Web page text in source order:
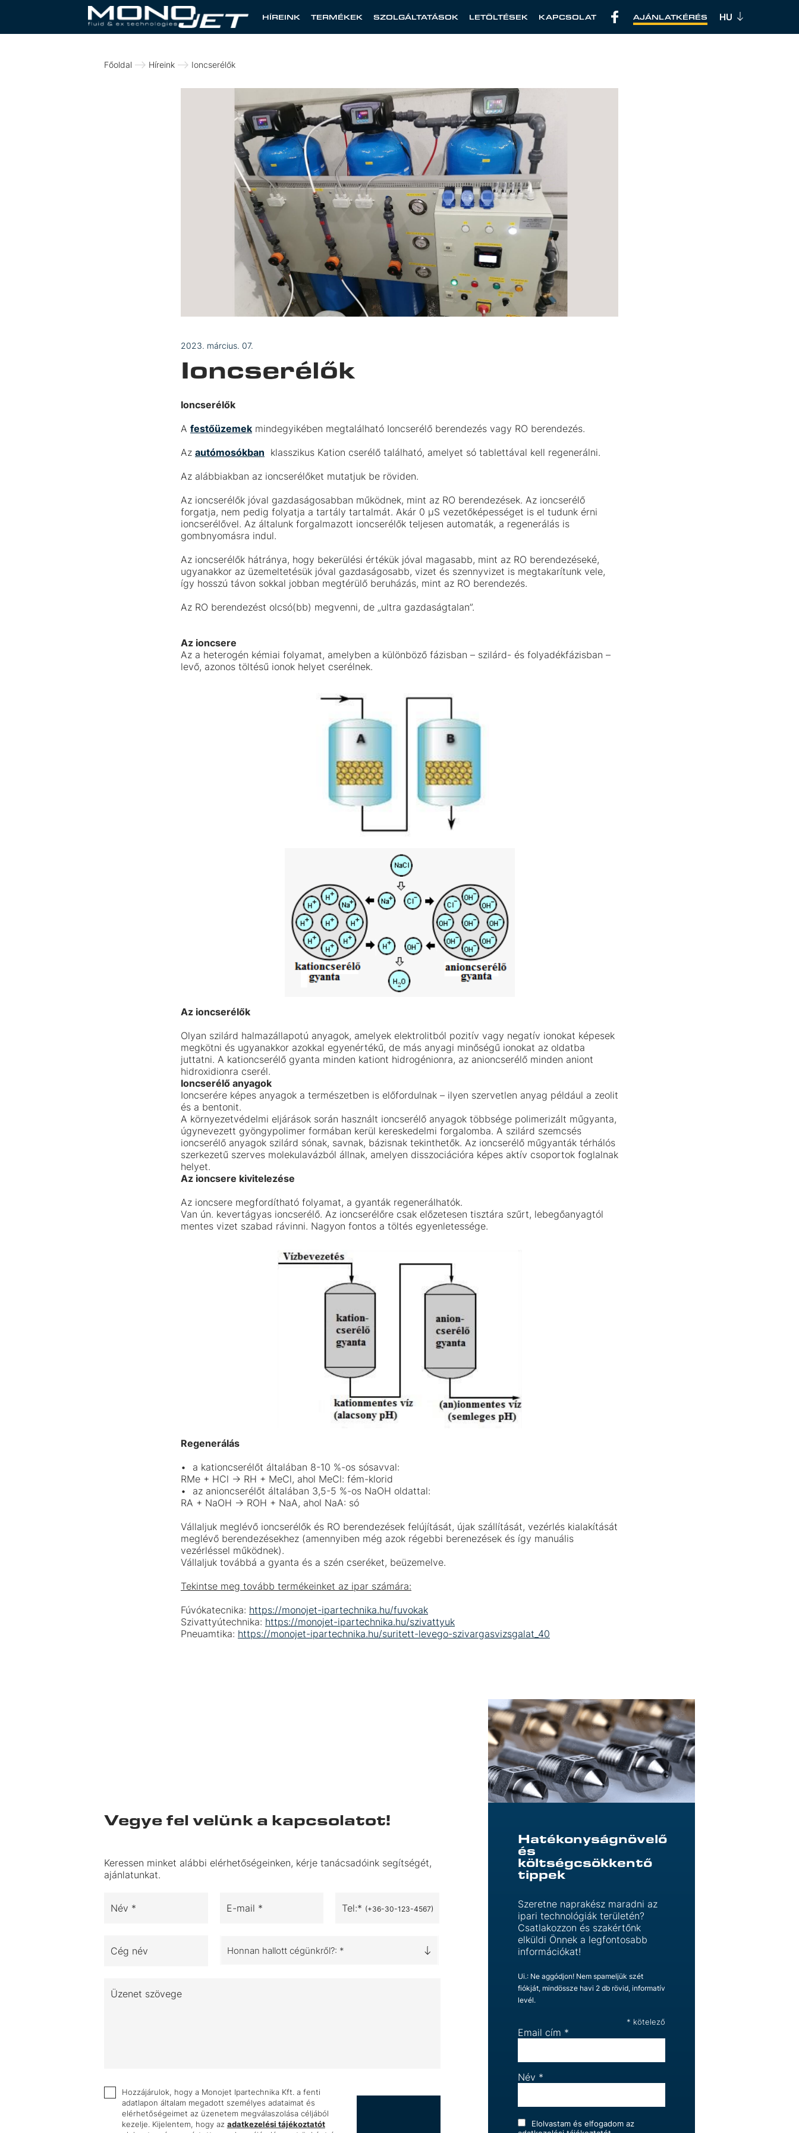
HÍREINK TERMÉKEK SZOLGÁLTATÁSOK LETÖLTÉSEK KAPCSOLAT AJÁNLATKÉRÉS
Akciós fúvóka termékek –
Hatalmas kedvezményeket biztosítunk a készlet erejéig.
Ne maradjon le! Nézze meg a konkrét árakat és
termékeket!
megnézem az ajánlatokat
Főoldal Híreink Ioncserélők
2023. március. 07.
Ioncserélők
Ioncserélők
A festőüzemek mindegyikében megtalálható Ioncserélő berendezés vagy RO berendezés.
Az autómosókban klasszikus Kation cserélő található, amelyet só tablettával kell regenerálni.
Az alábbiakban az ioncserélőket mutatjuk be röviden.
Az ioncserélők jóval gazdaságosabban működnek, mint az RO berendezések. Az ioncserélő
forgatja, nem pedig folyatja a tartály tartalmát. Akár 0 µS vezetőképességet is el tudunk érni
ioncserélővel. Az általunk forgalmazott ioncserélők teljesen automaták, a regenerálás is
gombnyomásra indul.
Az ioncserélők hátránya, hogy bekerülési értékük jóval magasabb, mint az RO berendezéseké,
ugyanakkor az üzemeltetésük jóval gazdaságosabb, vizet és szennyvizet is megtakarítunk vele,
így hosszú távon sokkal jobban megtérülő beruházás, mint az RO berendezés.
Az RO berendezést olcsó(bb) megvenni, de „ultra gazdaságtalan”.
Az ioncsere
Az a heterogén kémiai folyamat, amelyben a különböző fázisban – szilárd- és folyadékfázisban –
levő, azonos töltésű ionok helyet cserélnek.
Az ioncserélők
Olyan szilárd halmazállapotú anyagok, amelyek elektrolitból pozitív vagy negatív ionokat képesek
megkötni és ugyanakkor azokkal egyenértékű, de más anyagi minőségű ionokat az oldatba
juttatni. A kationcserélő gyanta minden kationt hidrogénionra, az anioncserélő minden aniont
hidroxidionra cserél.
Ioncserélő anyagok
Ioncserére képes anyagok a természetben is előfordulnak – ilyen szervetlen anyag például a zeolit
és a bentonit.
A környezetvédelmi eljárások során használt ioncserélő anyagok többsége polimerizált műgyanta,
úgynevezett gyöngypolimer formában kerül kereskedelmi forgalomba. A szilárd szemcsés
ioncserélő anyagok szilárd sónak, savnak, bázisnak tekinthetők. Az ioncserélő műgyanták térhálós
szerkezetű szerves molekulavázból állnak, amelyen disszociációra képes aktív csoportok foglalnak
helyet.
Az ioncsere kivitelezése
Az ioncsere megfordítható folyamat, a gyanták regenerálhatók.
Van ún. kevertágyas ioncserélő. Az ioncserélőre csak előzetesen tisztára szűrt, lebegőanyagtól
mentes vizet szabad rávinni. Nagyon fontos a töltés egyenletessége.
Regenerálás
a kationcserélőt általában 8-10 %-os sósavval:
RMe + HCl -> RH + MeCl, ahol MeCl: fém-klorid
az anioncserélőt általában 3,5-5 %-os NaOH oldattal:
RA + NaOH -> ROH + NaA, ahol NaA: só
Vállaljuk meglévő ioncserélők és RO berendezések felújítását, újak szállítását, vezérlés kialakítását
meglévő berendezésekhez (amennyiben még azok régebbi berenezések és így manuális
vezérléssel működnek).
Vállaljuk továbbá a gyanta és a szén cseréket, beüzemelve.
Tekintse meg tovább termékeinket az ipar számára:
Fúvókatecnika: https://monojet-ipartechnika.hu/fuvokak
Szivattyútechnika: https://monojet-ipartechnika.hu/szivattyuk
Pneuamtika: https://monojet-ipartechnika.hu/suritett-levego-szivargasvizsgalat_40
Vegye fel velünk a kapcsolatot!
Keressen minket alábbi elérhetőségeinken, kérje tanácsadóink segítségét,
ajánlatunkat.
Név * E-mail * Tel:* (+36-30-123-4567)
Cég név Honnan hallott cégünkről?: *
Üzenet szövege
Hozzájárulok, hogy a Monojet Ipartechnika Kft. a fenti
adatlapon általam megadott személyes adataimat és
elérhetőségeimet az üzenetem megválaszolása céljából
kezelje. Kijelentem, hogy az adatkezelési tájékoztatót
Hatékonyságnövelő
és
költségcsökkentő
tippek
Szeretne naprakész maradni az
ipari technológiák területén?
Csatlakozzon és szakértőnk
elküldi Önnek a legfontosabb
információkat!
Ui.: Ne aggódjon! Nem spameljük szét
fiókját, mindössze havi 2 db rövid, informatív
levél.
* kötelező
Email cím *
Név *
Elolvastam és elfogadom az